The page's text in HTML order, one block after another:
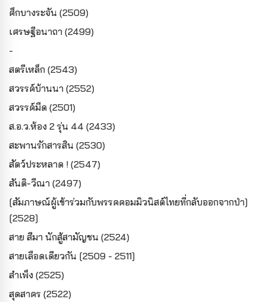
ศึกบางระจัน (2509)
เศรษฐีอนาถา (2499)
-
สตรีเหล็ก (2543)
สวรรค์บ้านนา (2552)
สวรรค์มืด (2501)
ส.อ.ว.ห้อง 2 รุ่น 44 (2433)
สะพานรักสารสิน (2530)
สัตว์ประหลาด ! (2547)
สันติ-วีณา (2497)
[สัมภาษณ์ผู้เข้าร่วมกับพรรคคอมมิวนิสต์ไทยที่กลับออกจากป่า]
[2528]
สาย สีมา นักสู้สามัญชน (2524)
สายเลือดเดียวกัน [2509 - 2511]
สำเพ็ง (2525)
สุดสาคร (2522)